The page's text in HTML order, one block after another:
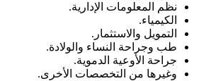
نظم المعلومات الإدارية.
الكيمياء.
التمويل والاستثمار.
طب وجراحة النساء والولادة.
جراحة الأوعية الدموية.
وغيرها من التخصصات الأخرى.